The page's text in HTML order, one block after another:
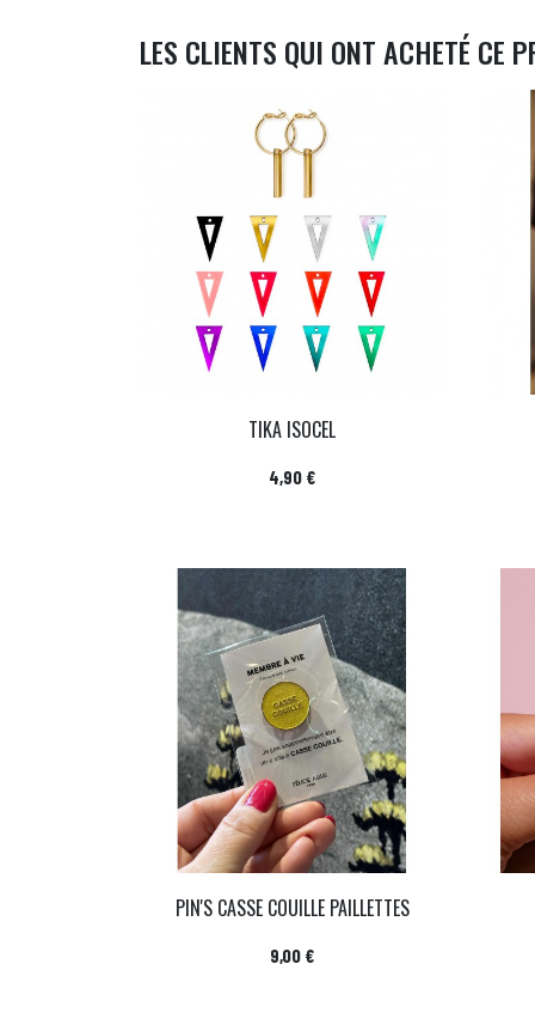
LES CLIENTS QUI ONT ACHETÉ CE
TIKA ISOCEL
Prix
4,90 €
PIN'S CASSE COUILLE PAILLETTES
Prix
9,00 €